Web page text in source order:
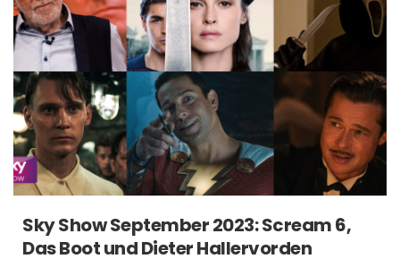
Sky Show September 2023: Scream 6,
Das Boot und Dieter Hallervorden